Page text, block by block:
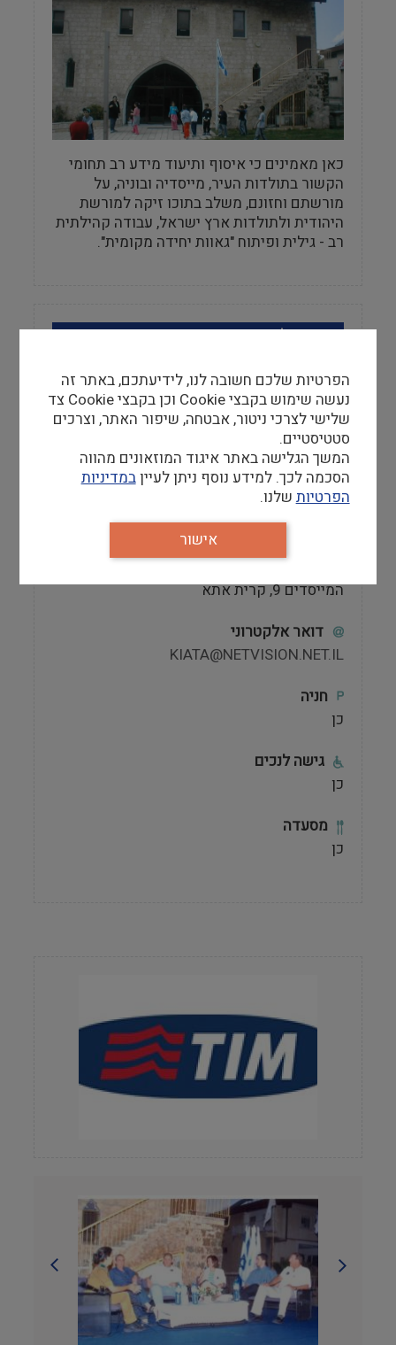
כאן מאמינים כי איסוף ותיעוד מידע רב תחומי
הקשור בתולדות העיר, מייסדיה ובוניה, על
מורשתם וחזונם, משלב בתוכו זיקה למורשת
היהודית ולתולדות ארץ ישראל, עבודה קהילתית
רב - גילית ופיתוח "גאוות יחידה מקומית".
מידע למבקר
אתר
http://www.bet-fisher.co.il
טלפון
04-8440207
מספר פקס
04-8440207
כתובת המוזאון
המייסדים 9, קרית אתא
דואר אלקטרוני
KIATA@NETVISION.NET.IL
חניה
כן
גישה לנכים
כן
מסעדה
כן
הפרטיות שלכם חשובה לנו, לידיעתכם, באתר זה
נעשה שימוש בקבצי Cookie וכן בקבצי Cookie צד
שלישי לצרכי ניטור, אבטחה, שיפור האתר, וצרכים
סטטיסטיים.
המשך הגלישה באתר איגוד המוזאונים מהווה
הסכמה לכך. למידע נוסף ניתן לעייןבמדיניות
הפרטיות שלנו.
אישור